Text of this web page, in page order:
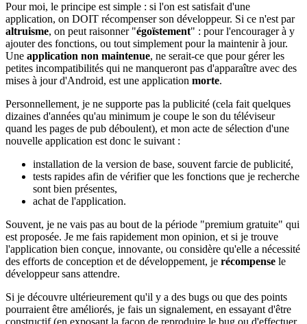
Pour moi, le principe est simple : si l'on est satisfait d'une
application, on DOIT récompenser son développeur. Si ce n'est par
altruisme, on peut raisonner "égoïstement" : pour l'encourager à y
ajouter des fonctions, ou tout simplement pour la maintenir à jour.
Une application non maintenue, ne serait-ce que pour gérer les
petites incompatibilités qui ne manqueront pas d'apparaître avec des
mises à jour d'Android, est une application morte.
Personnellement, je ne supporte pas la publicité (cela fait quelques
dizaines d'années qu'au minimum je coupe le son du téléviseur
quand les pages de pub déboulent), et mon acte de sélection d'une
nouvelle application est donc le suivant :
installation de la version de base, souvent farcie de publicité,
tests rapides afin de vérifier que les fonctions que je recherche
sont bien présentes,
achat de l'application.
Souvent, je ne vais pas au bout de la période "premium gratuite" qui
est proposée. Je me fais rapidement mon opinion, et si je trouve
l'application bien conçue, innovante, ou considère qu'elle a nécessité
des efforts de conception et de développement, je récompense le
développeur sans attendre.
Si je découvre ultérieurement qu'il y a des bugs ou que des points
pourraient être améliorés, je fais un signalement, en essayant d'être